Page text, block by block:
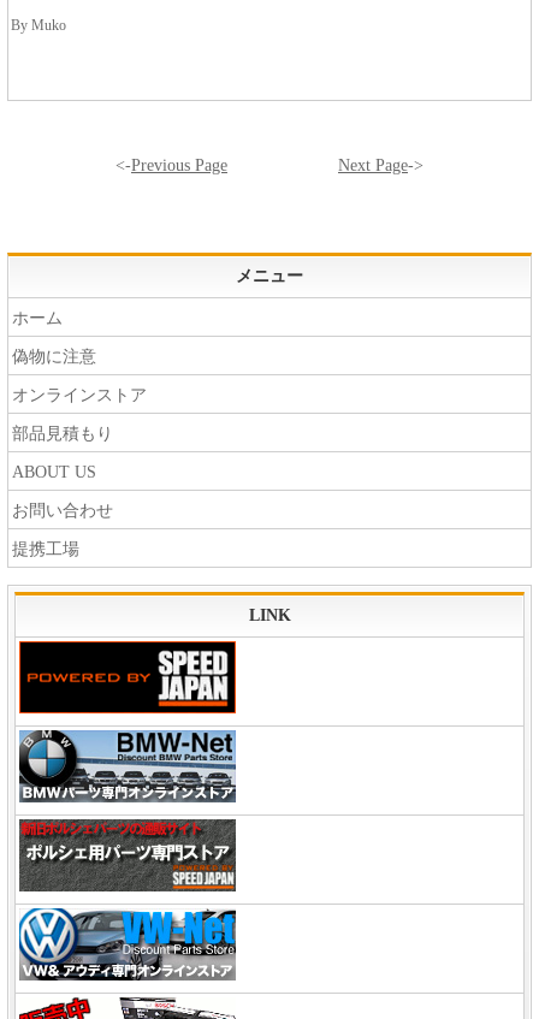
By Muko
<-Previous Page Next Page->
メニュー
ホーム
偽物に注意
オンラインストア
部品見積もり
ABOUT US
お問い合わせ
提携工場
LINK